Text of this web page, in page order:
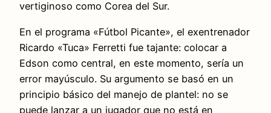
vertiginoso como Corea del Sur.
En el programa «Fútbol Picante», el exentrenador
Ricardo «Tuca» Ferretti fue tajante: colocar a
Edson como central, en este momento, sería un
error mayúsculo. Su argumento se basó en un
principio básico del manejo de plantel: no se
puede lanzar a un jugador que no está en